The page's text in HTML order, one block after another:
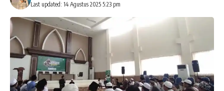
Last updated: 14 Agustus 2025 5:23 pm